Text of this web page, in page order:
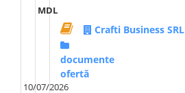
MDL
Crafti Business SRL
documente
ofertă
10/07/2026